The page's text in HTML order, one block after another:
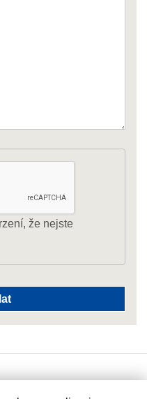
že nejste